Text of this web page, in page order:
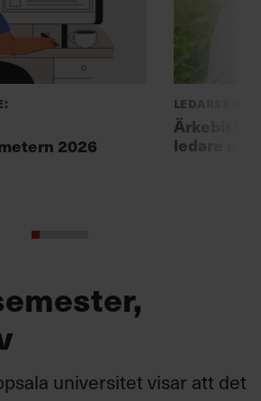
2026
Ledarskap
ledare att
universitet visar att det